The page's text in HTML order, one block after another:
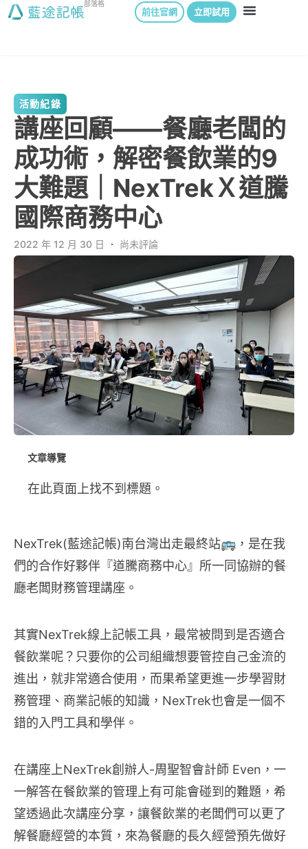
部落格
前往官網 立即試用
活動紀錄
講座回顧——餐廳老闆的
成功術，解密餐飲業的9
大難題｜NexTrekＸ道騰
國際商務中心
2022 年 12 月 30 日 ． 尚未評論
文章導覽
在此頁面上找不到標題。
NexTrek(藍途記帳)南台灣出走最終站🚌，是在我
們的合作好夥伴『道騰商務中心』所一同協辦的餐
廳老闆財務管理講座。
其實NexTrek線上記帳工具，最常被問到是否適合
餐飲業呢？只要你的公司組織想要管控自己金流的
進出，就非常適合使用，而果希望更進一步學習財
務管理、商業記帳的知識，NexTrek也會是一個不
錯的入門工具和學伴。
在講座上NexTrek創辦人-周聖智會計師 Even，一
一解答在餐飲業的管理上有可能會碰到的難題，希
望透過此次講座分享，讓餐飲業的老闆們可以更了
解餐廳經營的本質，來為餐廳的長久經營預先做好